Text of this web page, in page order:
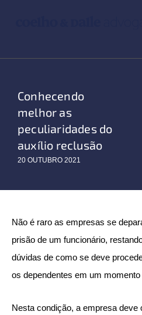
Conhecendo
melhor as
peculiaridades do
auxílio reclusão
20 OUTUBRO 2021
Não é raro as empresas se
prisão de um funcionário,
dúvidas de como se deve
os dependentes em um
Nesta condição, a empresa deve